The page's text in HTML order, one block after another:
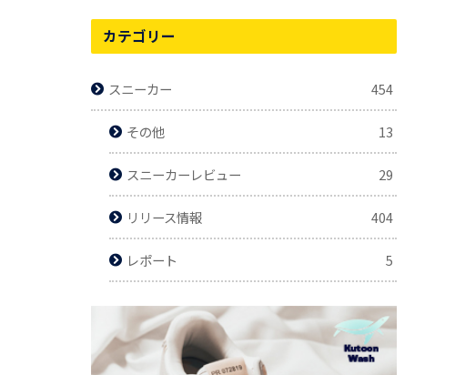
カテゴリー
スニーカー 454
その他 13
スニーカーレビュー 29
リリース情報 404
レポート 5